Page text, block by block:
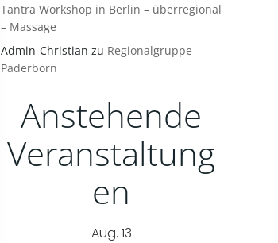
Tantra Workshop in Berlin – überregional
– Massage
Admin-Christian zu Regionalgruppe
Paderborn
Anstehende
Veranstaltung
en
Aug. 13